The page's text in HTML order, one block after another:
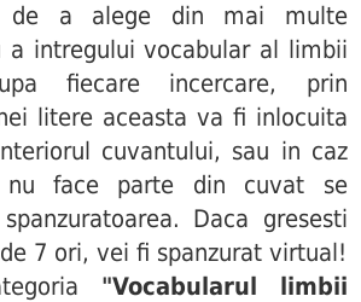
de a alege din mai multe
a intregului vocabular al limbii
fiecare incercare, prin
litere aceasta va fi inlocuita
cuvantului, sau in caz
nu face parte din cuvat se
Daca gresesti
7 ori, vei fi spanzurat virtual!
"Vocabularul limbii